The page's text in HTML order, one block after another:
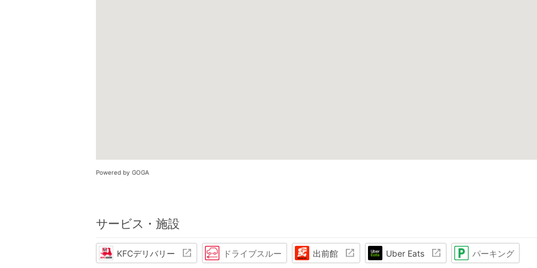
Powered by GOGA
サービス・施設
KFCデリバリー ドライブスルー 出前館 Uber Eats パーキング